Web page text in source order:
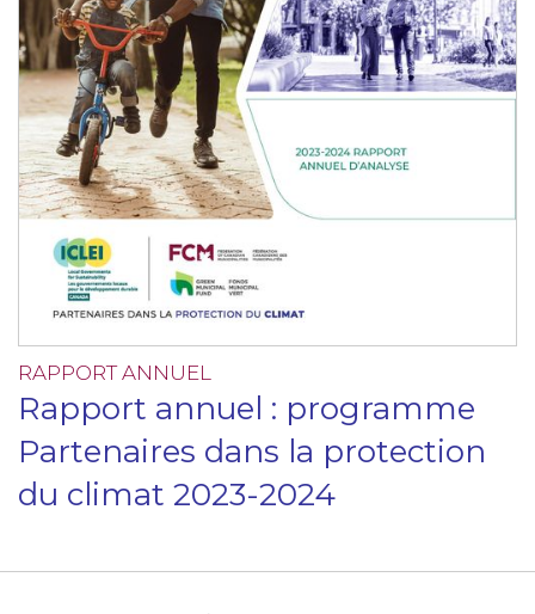
RAPPORT ANNUEL
Rapport annuel : programme
Partenaires dans la protection
du climat 2023-2024